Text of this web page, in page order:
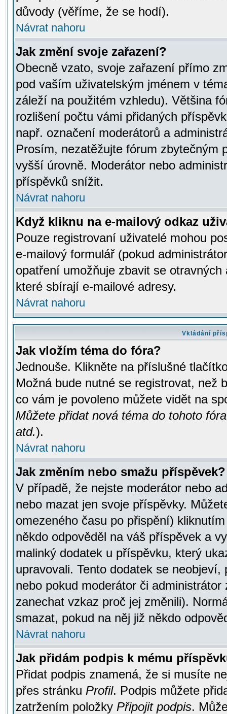
důvody (věříme, že se hodí).
Návrat nahoru
Jak změní svoje zařazení?
Obecně vzato, svoje zařazení přímo
pod vaším uživatelským jménem v
záleží na použitém vzhledu). Většina
rozlišení počtu vámi přidaných
např. označení moderátorů a
Prosím, nezatěžujte fórum zbytečným
vyšší úrovně. Moderátor nebo
příspěvků snížit.
Návrat nahoru
Když kliknu na e-mailový odkaz
Pouze registrovaní uživatelé mohou
e-mailový formulář (pokud
opatření umožňuje zbavit se
které sbírají e-mailové adresy.
Návrat nahoru
Vkládání
Jak vložím téma do fóra?
Jednouše. Klikněte na příslušné
Možná bude nutné se registrovat, než
co vám je povoleno můžete vidět na
Můžete přidat nová téma do tohoto
atd.).
Návrat nahoru
Jak změním nebo smažu příspěvek?
V případě, že nejste moderátor nebo
nebo mazat jen svoje příspěvky.
omezeného času po přispění)
někdo odpověděl na váš příspěvek a
malinký dodatek u příspěvku, který
upravovali. Tento dodatek se
nebo pokud moderátor či
zanechat vzkaz proč jej změnili).
smazat, pokud na něj již někdo
Návrat nahoru
Jak přidám podpis k mému
Přidat podpis znamená, že si musíte
přes stránku Profil. Podpis můžete
zatržením položky Připojit podpis.